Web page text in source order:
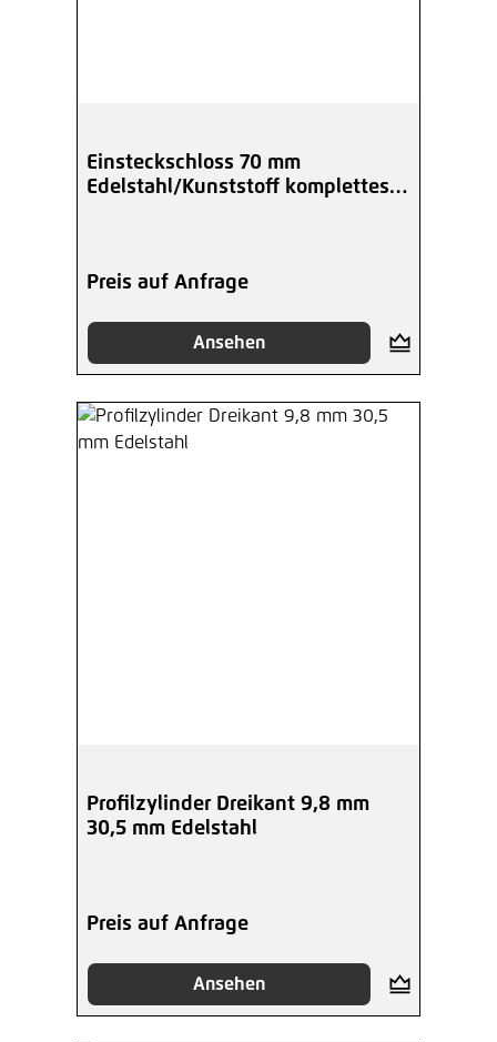
Einsteckschloss 70 mm
Edelstahl/Kunststoff komplettes
Preis auf Anfrage
Ansehen
Profilzylinder Dreikant 9,8 mm
30,5 mm Edelstahl
Preis auf Anfrage
Ansehen